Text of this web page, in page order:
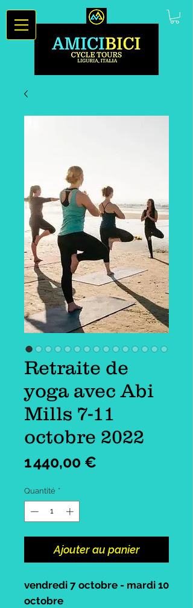
Retraite de
yoga avec Abi
Mills 7-11
octobre 2022
1 440,00 €
Quantité *
Ajouter au panier
vendredi 7 octobre - mardi 10
octobre